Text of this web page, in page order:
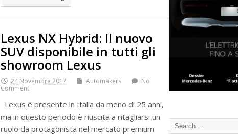
Lexus NX Hybrid: Il nuovo
SUV disponibile in tutti gli
showroom Lexus
24 Novembre 2017 Automakers
No
Comment
Lexus è presente in Italia da meno di 25 anni,
ma in questo periodo è riuscita a ritagliarsi un
ruolo da protagonista nel mercato premium